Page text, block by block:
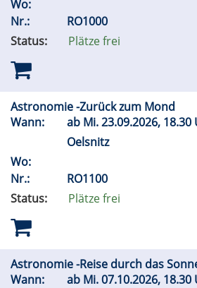
Wo:
Nr.:
RO1000
Status:
Plätze frei
Astronomie -Zurück zum Mond
Wann:
ab Mi.23.09.2026, 18.30
Oelsnitz
Wo:
Nr.:
RO1100
Status:
Plätze frei
Astronomie -Reise durch das
Wann:
ab Mi.07.10.2026, 18.30